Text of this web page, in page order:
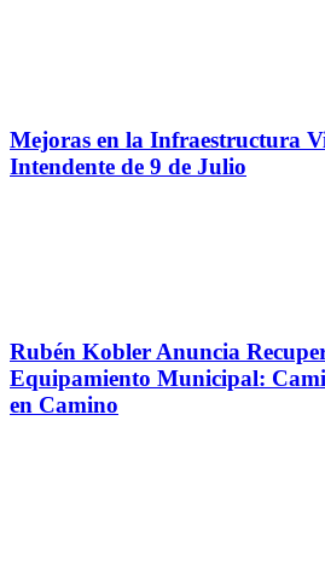
Mejoras en la Infraestructura
Intendente de 9 de Julio
Rubén Kobler Anuncia
Equipamiento Municipal:
en Camino